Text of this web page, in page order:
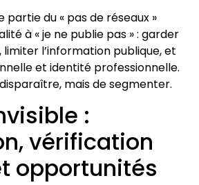
partie du « pas de réseaux »
à « je ne publie pas » : garder
limiter l’information publique, et
et identité professionnelle.
mais de segmenter.
:
vérification
opportunités